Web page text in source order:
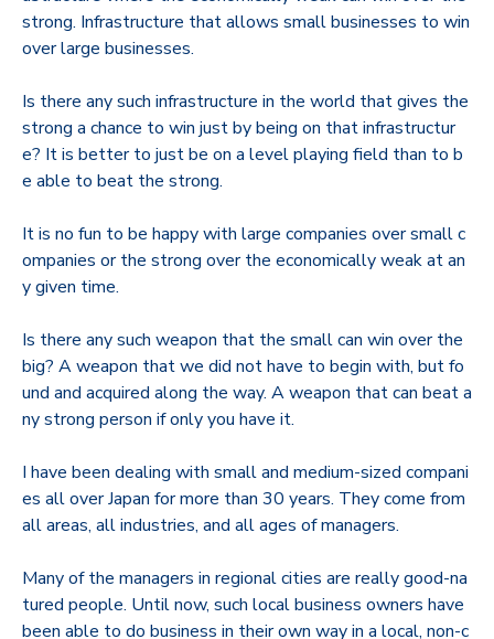
strong. Infrastructure that allows small businesses to win
over large businesses.
Is there any such infrastructure in the world that gives the
strong a chance to win just by being on that infrastructur
e? It is better to just be on a level playing field than to b
e able to beat the strong.
It is no fun to be happy with large companies over small c
ompanies or the strong over the economically weak at an
y given time.
Is there any such weapon that the small can win over the
big? A weapon that we did not have to begin with, but fo
und and acquired along the way. A weapon that can beat a
ny strong person if only you have it.
I have been dealing with small and medium-sized compani
es all over Japan for more than 30 years. They come from
all areas, all industries, and all ages of managers.
Many of the managers in regional cities are really good-na
tured people. Until now, such local business owners have
been able to do business in their own way in a local, non-c